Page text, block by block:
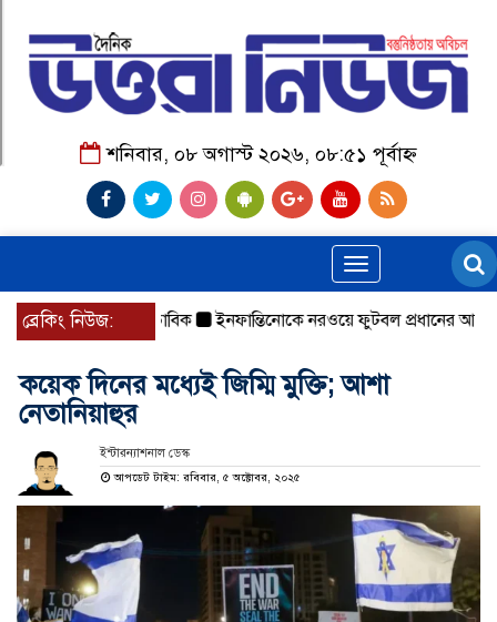
শনিবার, ০৮ অগাস্ট ২০২৬, ০৮:৫১ পূর্বাহ্ন
Toggle
navigation
ব্রেকিং নিউজ:
চলাচল স্বাভাবিক ইনফান্তিনোকে নরওয়ে ফুটবল প্রধানের
কয়েক দিনের মধ্যেই জিম্মি মুক্তি; আশা
নেতানিয়াহুর
ইন্টারন্যাশনাল ডেস্ক
আপডেট টাইম: রবিবার, ৫ অক্টোবর, ২০২৫